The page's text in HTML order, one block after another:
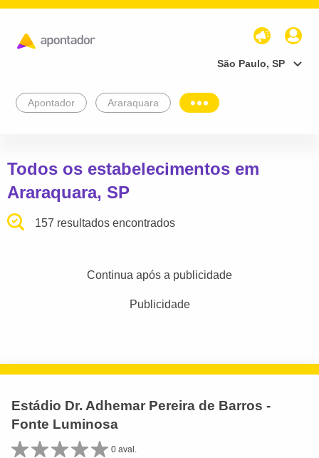
São Paulo, SP
Apontador Araraquara
Todos os estabelecimentos em
Araraquara, SP
157 resultados encontrados
Continua após a publicidade
Publicidade
Estádio Dr. Adhemar Pereira de Barros -
Fonte Luminosa
0 aval.